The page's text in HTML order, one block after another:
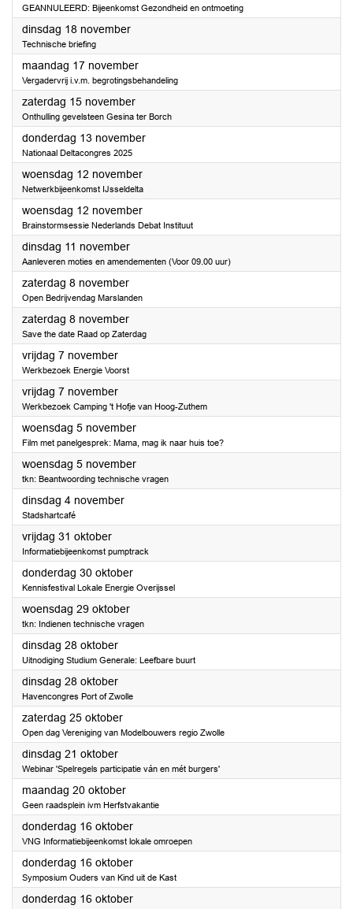
GEANNULEERD: Bijeenkomst Gezondheid en ontmoeting
dinsdag 18 november2025
Technische briefing
maandag 17 november2025
Vergadervrij i.v.m. begrotingsbehandeling
zaterdag 15 november2025
Onthulling gevelsteen Gesina ter Borch
donderdag 13 november2025
Nationaal Deltacongres 2025
woensdag 12 november2025
Netwerkbijeenkomst IJsseldelta
woensdag 12 november2025
Brainstormsessie Nederlands Debat Instituut
dinsdag 11 november2025
Aanleveren moties en amendementen (Voor 09.00 uur)
zaterdag 8 november2025
Open Bedrijvendag Marslanden
zaterdag 8 november2025
Save the date Raad op Zaterdag
vrijdag 7 november2025
Werkbezoek Energie Voorst
vrijdag 7 november2025
Werkbezoek Camping 't Hofje van Hoog-Zuthem
woensdag 5 november2025
Film met panelgesprek: Mama, mag ik naar huis toe?
woensdag 5 november2025
tkn: Beantwoording technische vragen
dinsdag 4 november2025
Stadshartcafé
vrijdag 31 oktober2025
Informatiebijeenkomst pumptrack
donderdag 30 oktober2025
Kennisfestival Lokale Energie Overijssel
woensdag 29 oktober2025
tkn: Indienen technische vragen
dinsdag 28 oktober2025
Uitnodiging Studium Generale: Leefbare buurt
dinsdag 28 oktober2025
Havencongres Port of Zwolle
zaterdag 25 oktober2025
Open dag Vereniging van Modelbouwers regio Zwolle
dinsdag 21 oktober2025
Webinar 'Spelregels participatie ván en mét burgers'
maandag 20 oktober2025
Geen raadsplein ivm Herfstvakantie
donderdag 16 oktober2025
VNG Informatiebijeenkomst lokale omroepen
donderdag 16 oktober2025
Symposium Ouders van Kind uit de Kast
donderdag 16 oktober2025